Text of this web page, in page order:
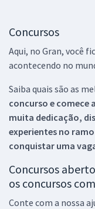
Concursos
Aqui, no Gran, você
acontecendo no
Saiba quais são as
concurso e comece
muita dedicação,
experientes no
conquistar uma
Concursos
os concursos
Conte com a nossa